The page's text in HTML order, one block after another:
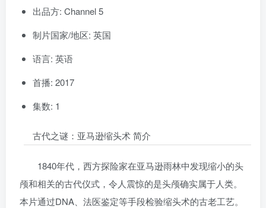
出品方: Channel 5
制片国家/地区: 英国
语言: 英语
首播: 2017
集数: 1
古代之谜：亚马逊缩头术 简介
1840年代，西方探险家在亚马逊雨林中发现缩小的头
颅和相关的古代仪式，令人震惊的是头颅确实属于人类。
本片通过DNA、法医鉴定等手段检验缩头术的古老工艺。